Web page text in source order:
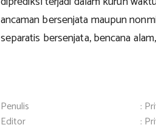
ancaman bersenjata maupun
separatis bersenjata, bencana
Penulis
:
Editor
: